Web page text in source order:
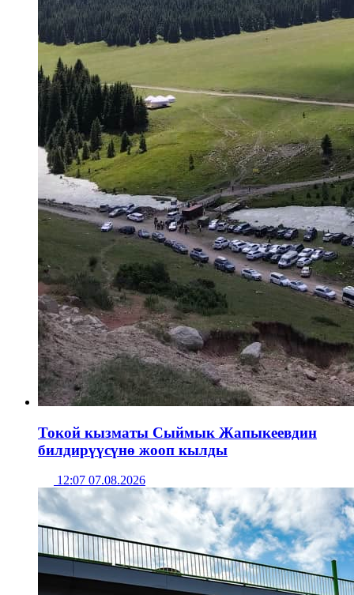
Токой кызматы Сыймык Жапыкеевдин
билдирүүсүнө жооп кылды
12:07 07.08.2026